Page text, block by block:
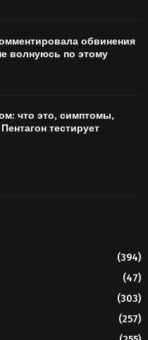
обвинения
волнуюсь по этому
что это, симптомы,
тестирует
(394)
(47)
(303)
(257)